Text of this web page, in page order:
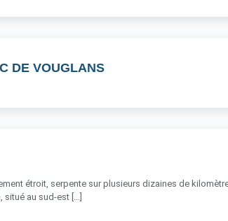
DE VOUGLANS
étroit, serpente sur plusieurs dizaines de
au sud-est [...]